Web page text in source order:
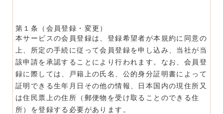
第１条（会員登録・変更）
本サービスの会員登録は、登録希望者が本規約に同意の
上、所定の手続に従って会員登録を申し込み、当社が当
該申請を承認することにより行われます。なお、会員登
録に際しては、戸籍上の氏名、公的身分証明書によって
証明できる生年月日その他の情報、日本国内の現住所又
は住民票上の住所（郵便物を受け取ることのできる住
所）を登録する必要があります。